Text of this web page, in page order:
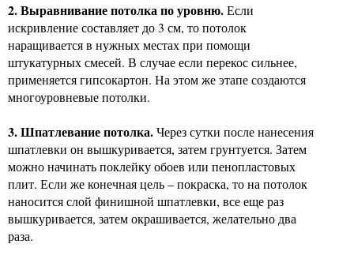
2. Выравнивание потолка по уровню.Если
искривление составляет до 3 см, то потолок
наращивается в нужных местах при помощи
штукатурных смесей. В случае если перекос сильнее,
применяется гипсокартон. На этом же этапе создаются
многоуровневые потолки.
3. Шпатлевание потолка.Через сутки после нанесения
шпатлевки он вышкуривается, затем грунтуется. Затем
можно начинать поклейку обоев или пенопластовых
плит. Если же конечная цель – покраска, то на потолок
наносится слой финишной шпатлевки, все еще раз
вышкуривается, затем окрашивается, желательно два
раза.